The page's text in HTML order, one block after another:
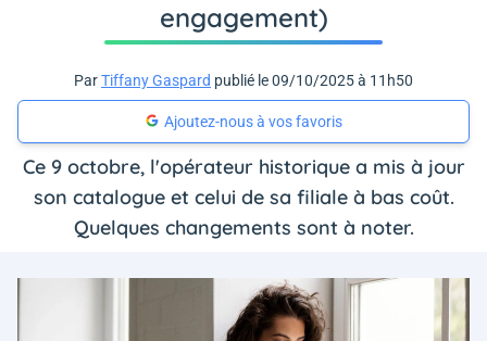
engagement)
ParTiffany Gaspard publié le 09/10/2025 à 11h50
Ajoutez-nous à vos favoris
Ce 9 octobre, l'opérateur historique a mis à jour
son catalogue et celui de sa filiale à bas coût.
Quelques changements sont à noter.